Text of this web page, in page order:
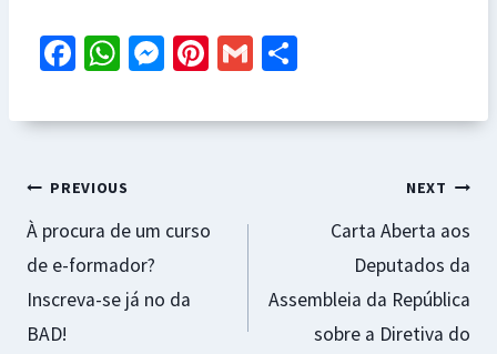
Fa
b
o
k
W
at
p
p
M
se
r
Pi
er
G
ai ar
Navegação
de
artigos
PREVIOUS
À procura de um curso
de e-formador?
Inscreva-se já no da
BAD!
NEXT
Carta Aberta aos
Deputados da
Assembleia da República
sobre a Diretiva do